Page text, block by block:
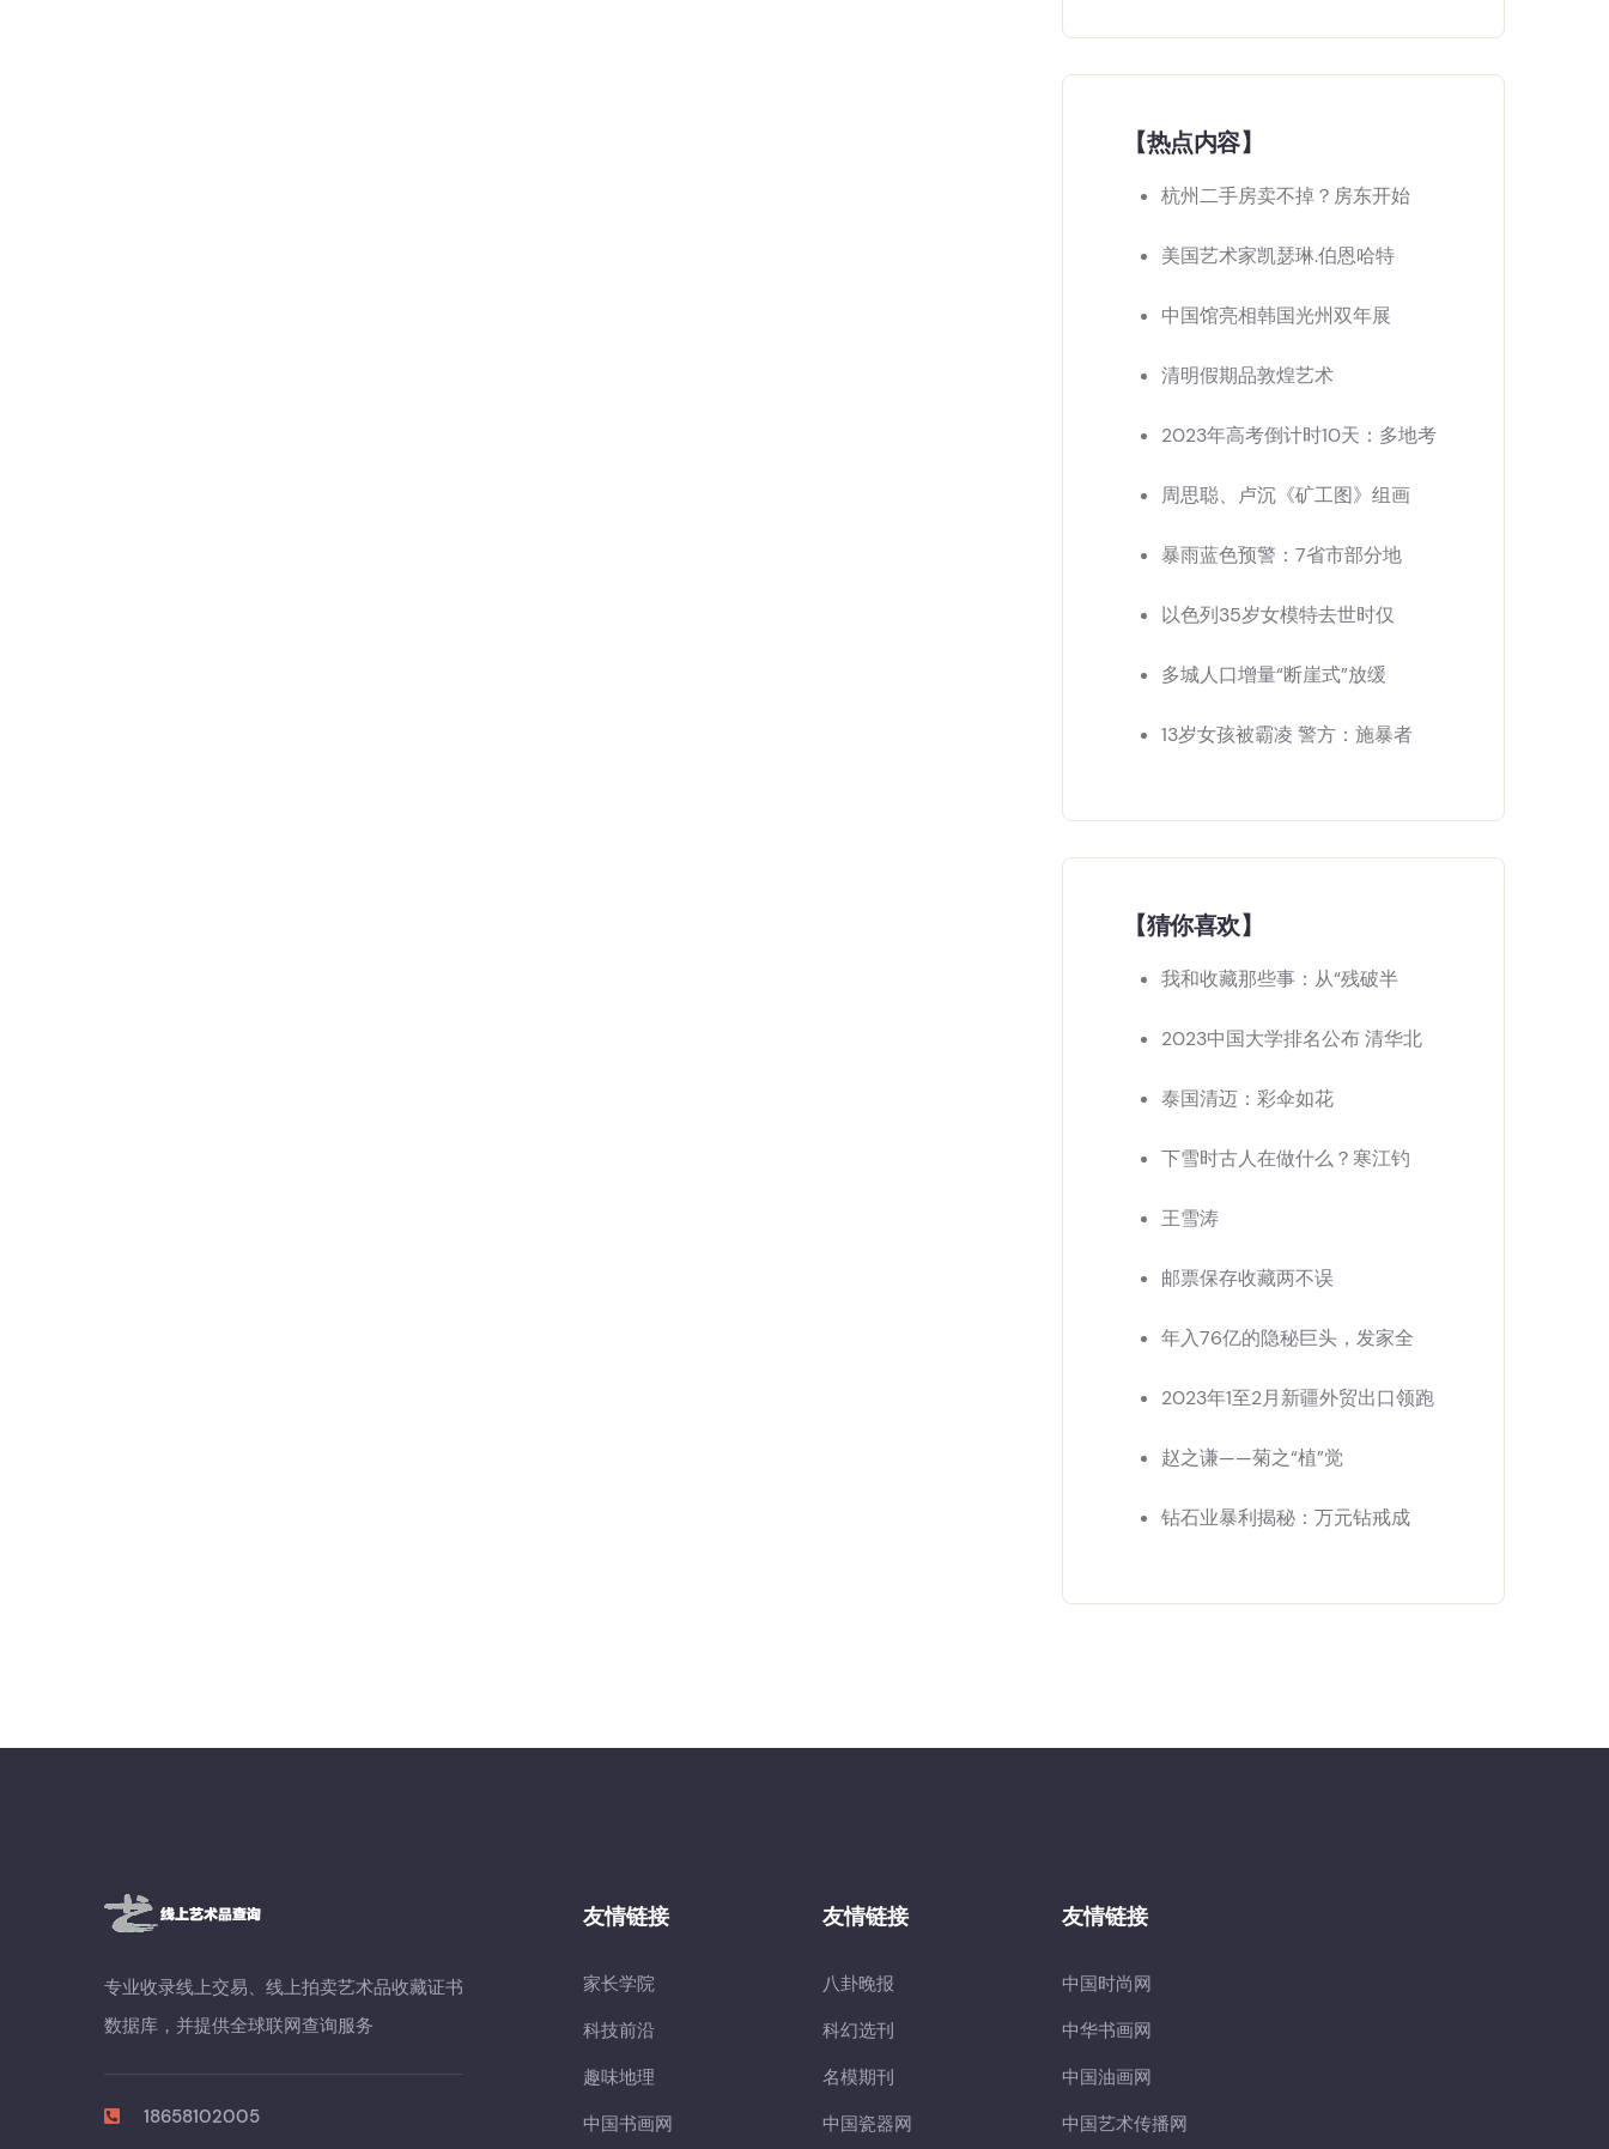
【热点内容】
杭州二手房卖不掉？房东开始
美国艺术家凯瑟琳.伯恩哈特
中国馆亮相韩国光州双年展
清明假期品敦煌艺术
2023年高考倒计时10天：多地考
周思聪、卢沉《矿工图》组画
暴雨蓝色预警：7省市部分地
以色列35岁女模特去世时仅
多城人口增量“断崖式”放缓
13岁女孩被霸凌 警方：施暴者
【猜你喜欢】
我和收藏那些事：从“残破半
2023中国大学排名公布 清华北
泰国清迈：彩伞如花
下雪时古人在做什么？寒江钓
王雪涛
邮票保存收藏两不误
年入76亿的隐秘巨头，发家全
2023年1至2月新疆外贸出口领跑
赵之谦——菊之“植”觉
钻石业暴利揭秘：万元钻戒成
专业收录线上交易、线上拍卖艺术品收藏证书
数据库，并提供全球联网查询服务
18658102005
友情链接
家长学院
科技前沿
趣味地理
中国书画网
友情链接
八卦晚报
科幻选刊
名模期刊
中国瓷器网
友情链接
中国时尚网
中华书画网
中国油画网
中国艺术传播网